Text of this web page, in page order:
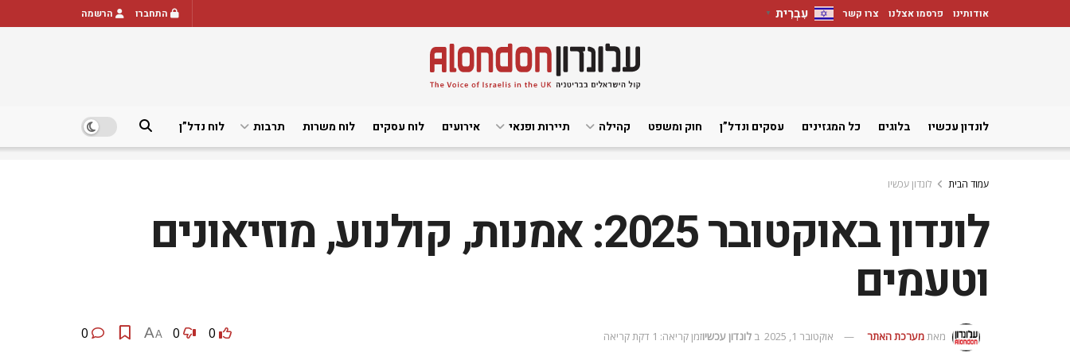
אודותינו פרסמו אצלנו צרו קשר עִבְרִית ▼ התחברו הרשמה
לונדון עכשיו בלוגים כל המגזינים עסקים ונדל”ן חוק ומשפט קהילה תיירות ופנאי אירועים לוח עסקים לוח משרות תרבות לוח נדל”ן
עמוד הבית לונדון עכשיו
לונדון באוקטובר 2025: אמנות, קולנוע, מוזיאונים
וטעמים
מאתמערכת האתר אוקטובר 1, 2025 ב לונדון עכשיוזמן קריאה: 1 דקת קריאה 0
0
A
A